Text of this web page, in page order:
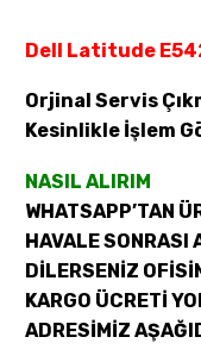
Dell Latitude
Orjinal Servis
Kesinlikle İşlem
NASIL ALIRIM
WHATSAPP’TAN
HAVALE SONRASI
DİLERSENİZ
KARGO ÜCRETİ
ADRESİMİZ